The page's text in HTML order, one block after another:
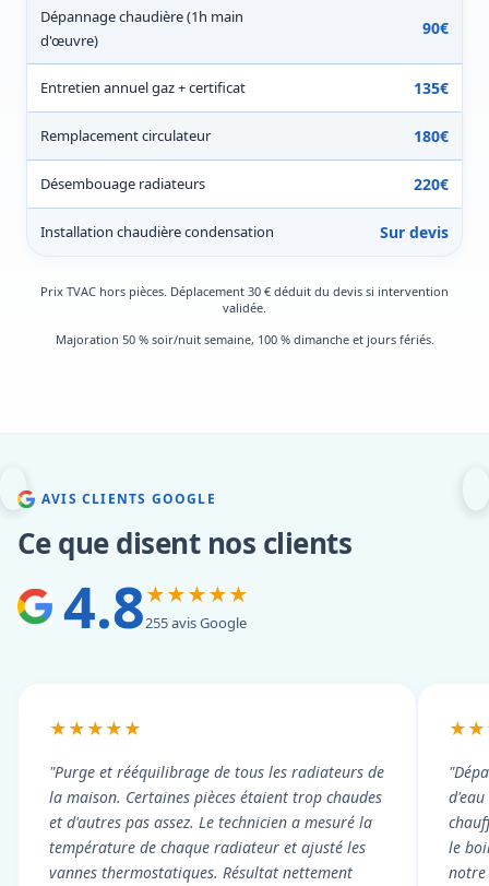
Dépannage chaudière (1h main
d'œuvre)
90€
Entretien annuel gaz + certificat 135€
Remplacement circulateur 180€
Désembouage radiateurs 220€
Installation chaudière condensation Sur devis
Prix TVAC hors pièces. Déplacement 30 € déduit du devis si intervention
validée.
Majoration 50 % soir/nuit semaine, 100 % dimanche et jours fériés.
AVIS CLIENTS GOOGLE
Ce que disent nos clients
4.8★★★★★
255 avis Google
★★★★★
"Purge et rééquilibrage de tous les radiateurs de
la maison. Certaines pièces étaient trop chaudes
et d'autres pas assez. Le technicien a mesuré la
température de chaque radiateur et ajusté les
vannes thermostatiques. Résultat nettement
le
notre